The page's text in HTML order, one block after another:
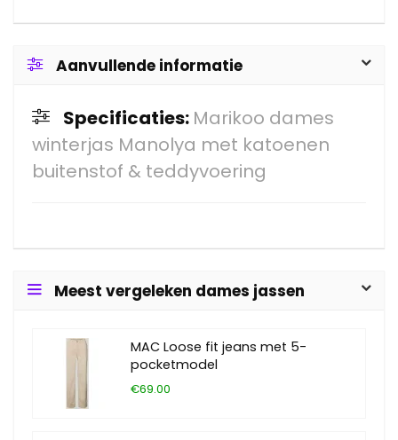
Aanvullende informatie
Specificaties: Marikoo dames
winterjas Manolya met katoenen
buitenstof & teddyvoering
Meest vergeleken dames jassen
MAC Loose fit jeans met 5-
pocketmodel
€69.00